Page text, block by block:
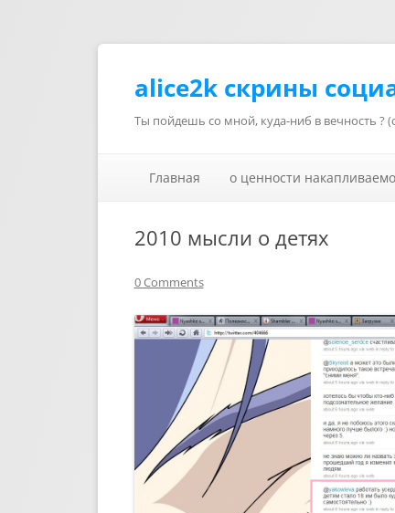
alice2k скрины
Ты пойдешь со мной, куда-ниб в вечность ?
Главная
о ценности
2010 мысли о детях
0 Comments